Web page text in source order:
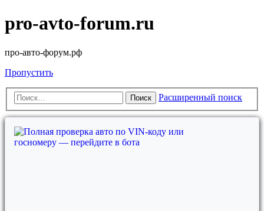
pro-avto-forum.ru
про-авто-форум.рф
Пропустить
Поиск Расширенный поиск